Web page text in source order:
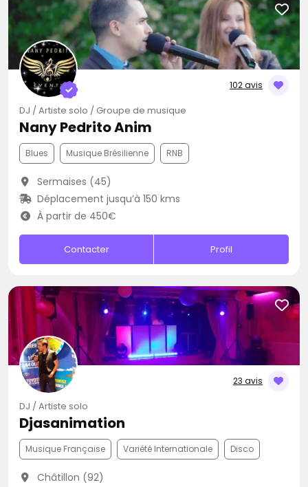
102 avis
DJ / Artiste solo / Groupe de musique
Nany Pedrito Anim
Blues Musique Brésilienne RNB
Sermaises (45)
Déplacement jusqu’à 150 kms
À partir de 450€
Contacter Profil
23 avis
DJ / Artiste solo
Djasanimation
Musique Française Variété Internationale Disco
Châtillon (92)